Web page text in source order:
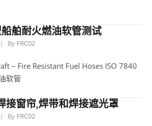
舶耐火燃油软管测试
By FRC02
– Fire Resistant Fuel Hoses ISO 7840
软管
接窗帘,焊带和焊接遮光罩
By FRC02